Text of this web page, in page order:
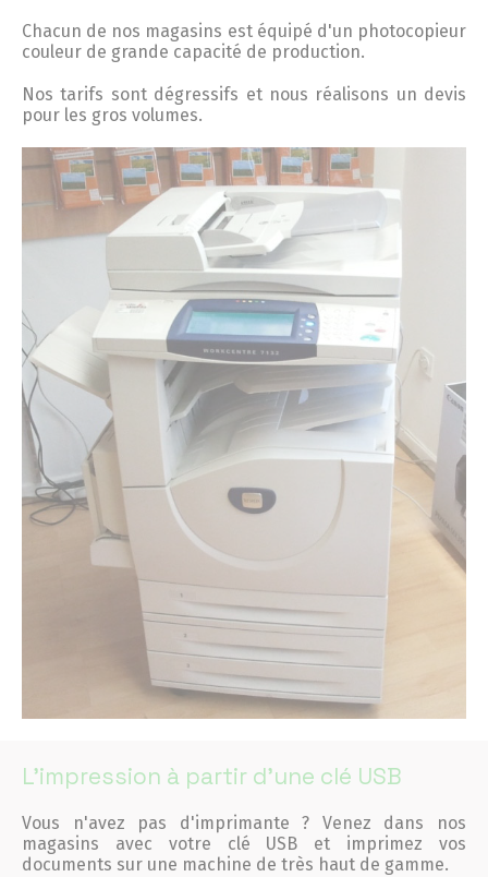
Chacun de nos magasins est équipé d'un photocopieur
couleur de grande capacité de production.
Nos tarifs sont dégressifs et nous réalisons un devis
pour les gros volumes.
L'impression à partir d'une clé USB
Vous n'avez pas d'imprimante ? Venez dans nos
magasins avec votre clé USB et imprimez vos
documents sur une machine de très haut de gamme.